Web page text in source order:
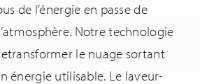
de l’énergie en passe de
Notre technologie
le nuage sortant
énergie utilisable. Le laveur-